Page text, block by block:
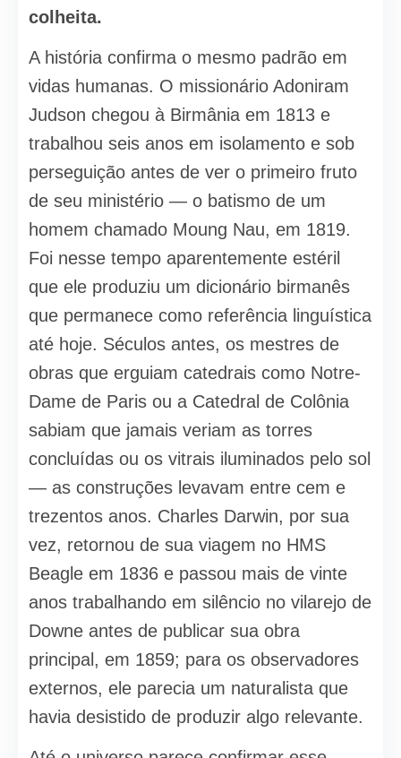
colheita.
A história confirma o mesmo padrão em
vidas humanas. O missionário Adoniram
Judson chegou à Birmânia em 1813 e
trabalhou seis anos em isolamento e sob
perseguição antes de ver o primeiro fruto
de seu ministério — o batismo de um
homem chamado Moung Nau, em 1819.
Foi nesse tempo aparentemente estéril
que ele produziu um dicionário birmanês
que permanece como referência linguística
até hoje. Séculos antes, os mestres de
obras que erguiam catedrais como Notre-
Dame de Paris ou a Catedral de Colônia
sabiam que jamais veriam as torres
concluídas ou os vitrais iluminados pelo sol
— as construções levavam entre cem e
trezentos anos. Charles Darwin, por sua
vez, retornou de sua viagem no HMS
Beagle em 1836 e passou mais de vinte
anos trabalhando em silêncio no vilarejo de
Downe antes de publicar sua obra
principal, em 1859; para os observadores
externos, ele parecia um naturalista que
havia desistido de produzir algo relevante.